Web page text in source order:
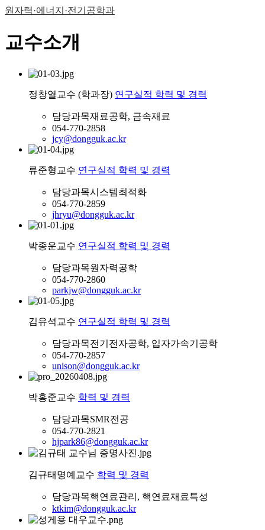
원자력·에너지·전기공학과
교수소개
정창열 교수 (학과장) 연구실적 학력 및 경력
담당과목재료공학, 금속재료
054-770-2858
jcy@dongguk.ac.kr
류준형 교수 연구실적 학력 및 경력
담당과목시스템최적화
054-770-2859
jhryu@dongguk.ac.kr
박종운교수 연구실적 학력 및 경력
담당과목원자력공학
054-770-2860
parkjw@dongguk.ac.kr
김유석 교수 연구실적 학력 및 경력
담당과목전기전자공학, 입자가속기공학
054-770-2857
unison@dongguk.ac.kr
박홍준교수 학력 및 경력
담당과목SMR전공
054-770-2821
hjpark86@dongguk.ac.kr
김규태 명예교수 학력 및 경력
담당과목핵연료관리, 핵연료재료특성
ktkim@dongguk.ac.kr